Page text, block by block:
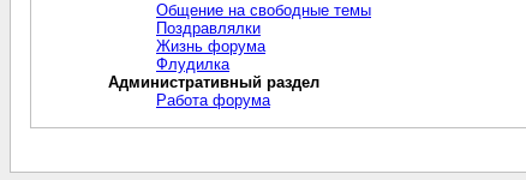
Общение на свободные темы
Поздравлялки
Жизнь форума
Флудилка
Административный раздел
Работа форума